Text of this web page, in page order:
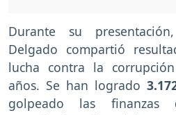
Durante su
Delgado compartió
lucha contra la
años. Se han logrado
golpeado las finanzas